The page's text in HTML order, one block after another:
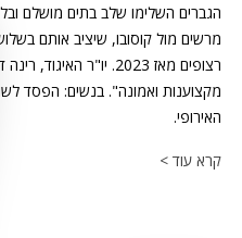
הגברים השלימו שלב בתים מושלם
מרשים מול קוסובו, שיציב אותם
רצופים מאז 2023. יו"ר
מקצוענות ואמונה". בנשים: הפסד
האירופי.
קרא עוד >